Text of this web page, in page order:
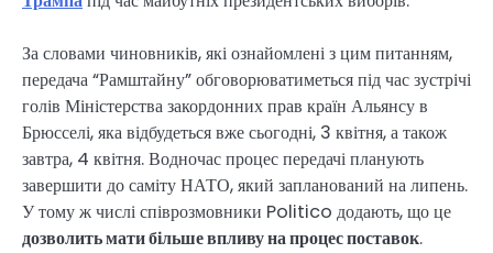
За словами чиновників, які ознайомлені з цим питанням,
передача “Рамштайну” обговорюватиметься під час зустрічі
голів Міністерства закордонних прав країн Альянсу в
Брюсселі, яка відбудеться вже сьогодні, 3 квітня, а також
завтра, 4 квітня. Водночас процес передачі планують
завершити до саміту НАТО, який запланований на липень.
У тому ж числі співрозмовники Politico додають, що це
дозволить мати більше впливу на процес поставок.